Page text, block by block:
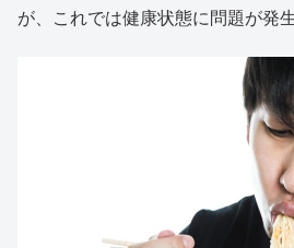
が、これでは健康状態に問題が発生